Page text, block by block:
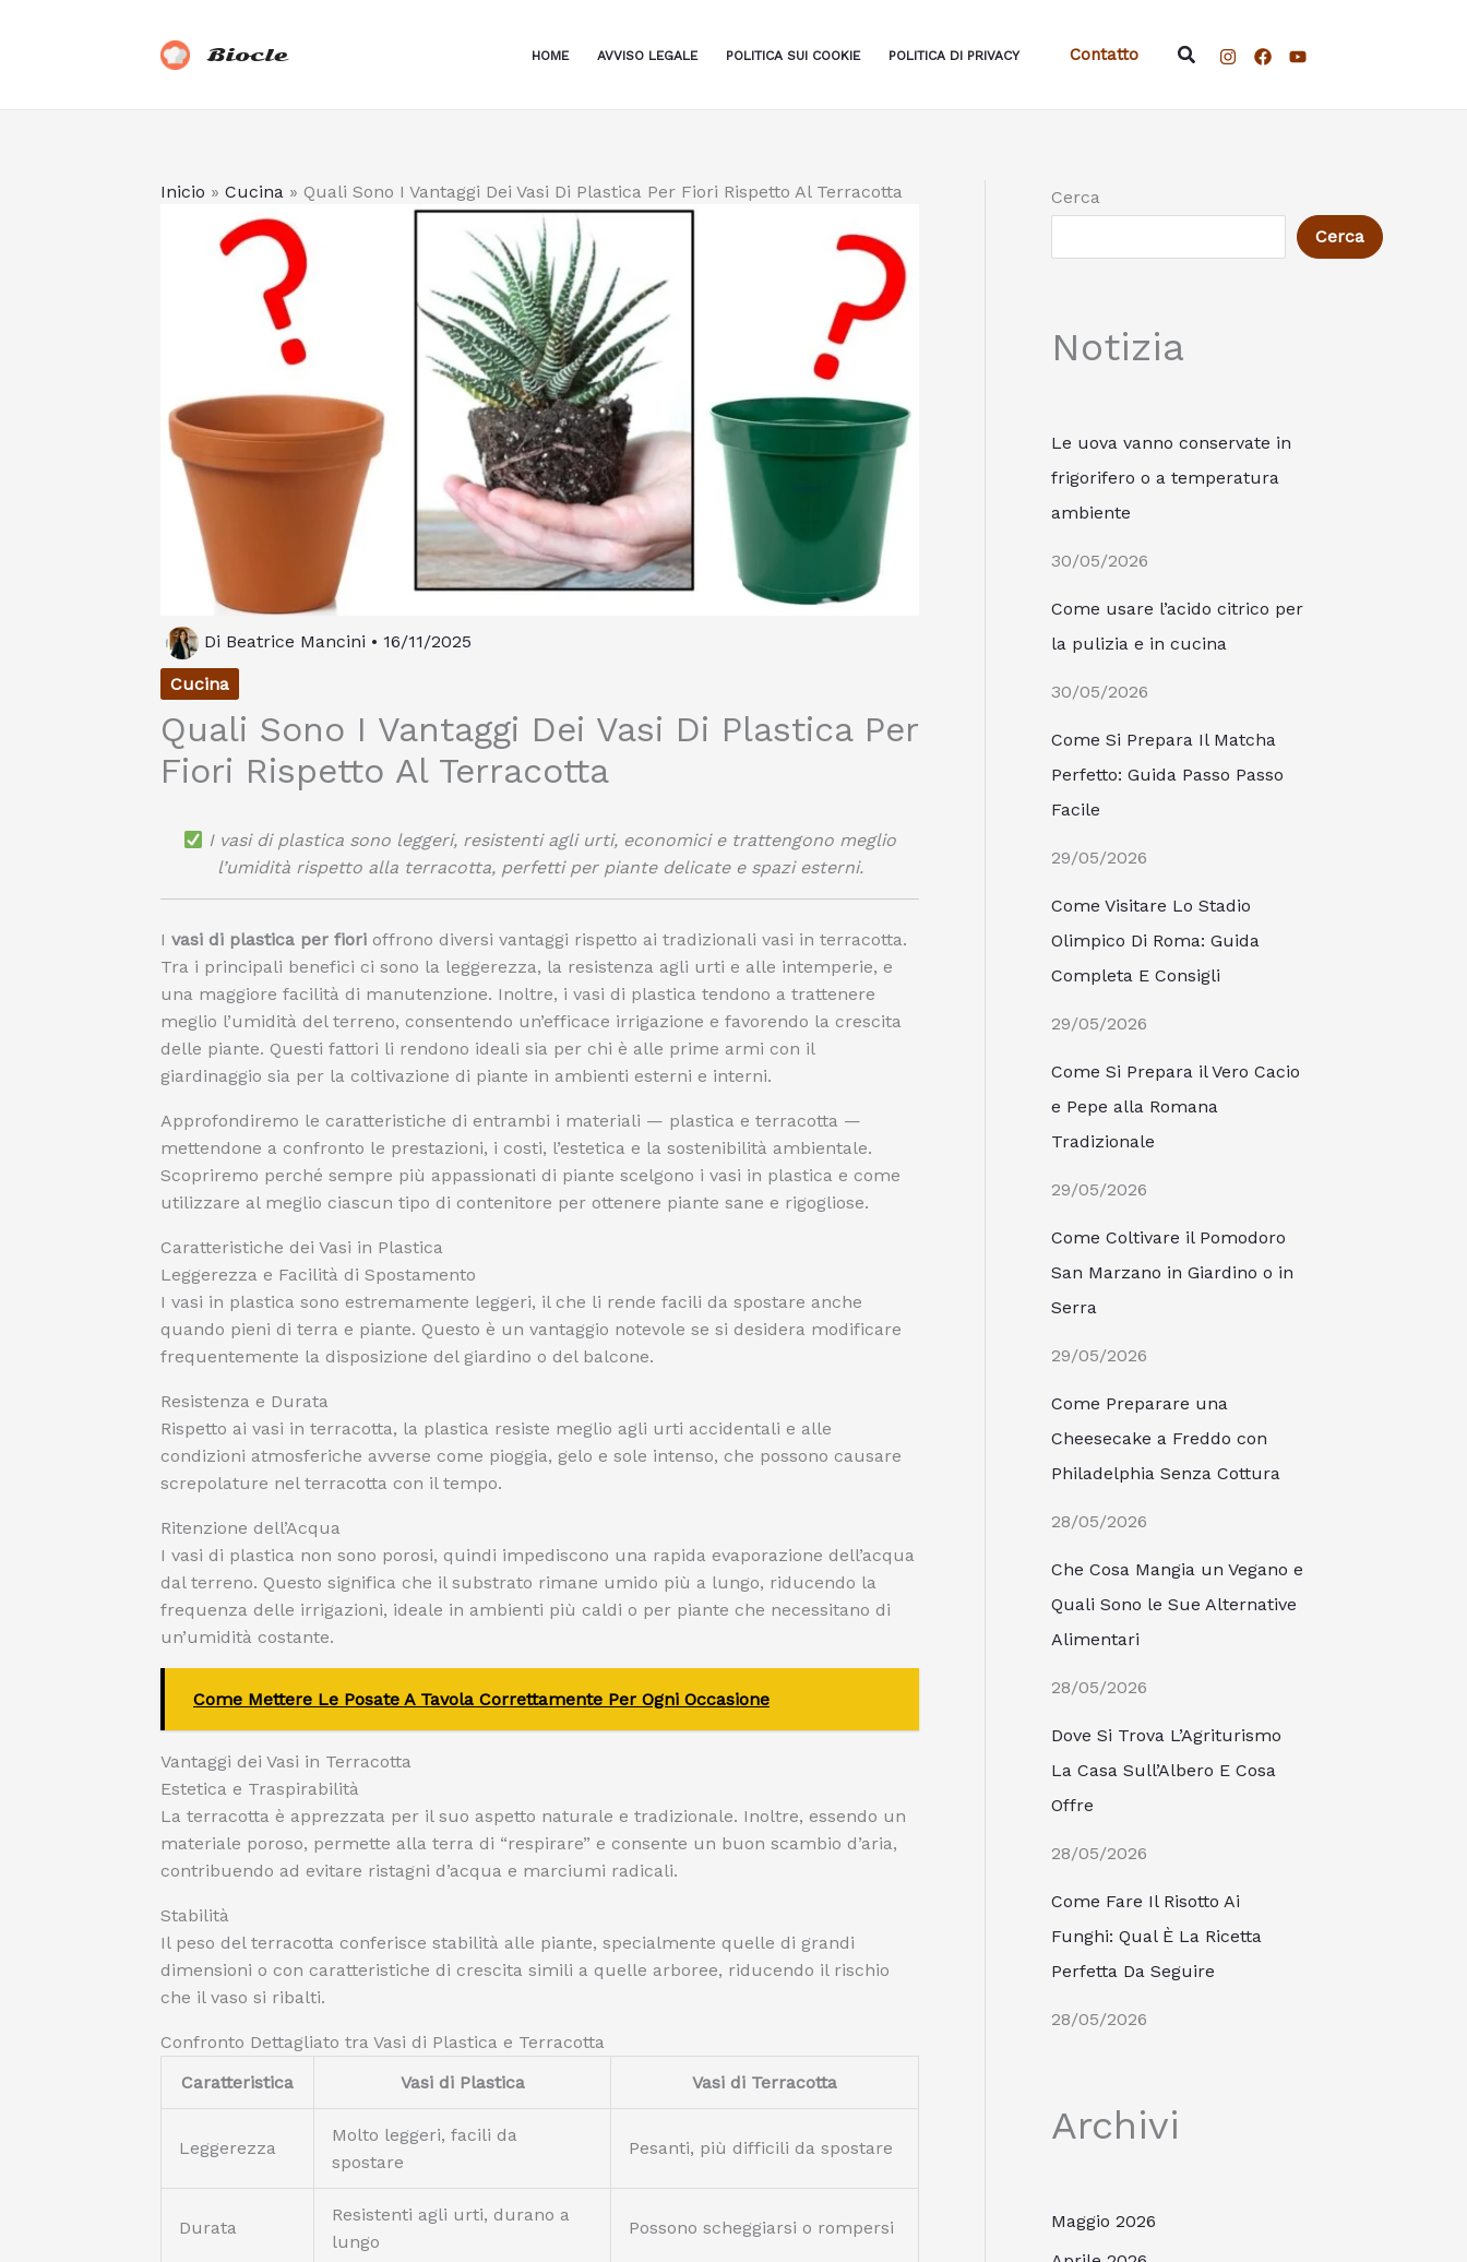
Biocle HOME AVVISO LEGALE POLITICA SUI COOKIE POLITICA DI PRIVACY Contatto Cerca
Inicio » Cucina » Quali Sono I Vantaggi Dei Vasi Di Plastica Per Fiori Rispetto Al Terracotta
Di Beatrice Mancini • 16/11/2025
Cucina
Quali Sono I Vantaggi Dei Vasi Di Plastica Per
Fiori Rispetto Al Terracotta
I vasi di plastica sono leggeri, resistenti agli urti, economici e trattengono meglio
l’umidità rispetto alla terracotta, perfetti per piante delicate e spazi esterni.
I vasi di plastica per fiori offrono diversi vantaggi rispetto ai tradizionali vasi in terracotta.
Tra i principali benefici ci sono la leggerezza, la resistenza agli urti e alle intemperie, e
una maggiore facilità di manutenzione. Inoltre, i vasi di plastica tendono a trattenere
meglio l’umidità del terreno, consentendo un’efficace irrigazione e favorendo la crescita
delle piante. Questi fattori li rendono ideali sia per chi è alle prime armi con il
giardinaggio sia per la coltivazione di piante in ambienti esterni e interni.
Approfondiremo le caratteristiche di entrambi i materiali — plastica e terracotta —
mettendone a confronto le prestazioni, i costi, l’estetica e la sostenibilità ambientale.
Scopriremo perché sempre più appassionati di piante scelgono i vasi in plastica e come
utilizzare al meglio ciascun tipo di contenitore per ottenere piante sane e rigogliose.
Caratteristiche dei Vasi in Plastica
Leggerezza e Facilità di Spostamento
I vasi in plastica sono estremamente leggeri, il che li rende facili da spostare anche
quando pieni di terra e piante. Questo è un vantaggio notevole se si desidera modificare
frequentemente la disposizione del giardino o del balcone.
Resistenza e Durata
Rispetto ai vasi in terracotta, la plastica resiste meglio agli urti accidentali e alle
condizioni atmosferiche avverse come pioggia, gelo e sole intenso, che possono causare
screpolature nel terracotta con il tempo.
Ritenzione dell’Acqua
I vasi di plastica non sono porosi, quindi impediscono una rapida evaporazione dell’acqua
dal terreno. Questo significa che il substrato rimane umido più a lungo, riducendo la
frequenza delle irrigazioni, ideale in ambienti più caldi o per piante che necessitano di
un’umidità costante.
Come Mettere Le Posate A Tavola Correttamente Per Ogni Occasione
Vantaggi dei Vasi in Terracotta
Estetica e Traspirabilità
La terracotta è apprezzata per il suo aspetto naturale e tradizionale. Inoltre, essendo un
materiale poroso, permette alla terra di “respirare” e consente un buon scambio d’aria,
contribuendo ad evitare ristagni d’acqua e marciumi radicali.
Stabilità
Il peso del terracotta conferisce stabilità alle piante, specialmente quelle di grandi
dimensioni o con caratteristiche di crescita simili a quelle arboree, riducendo il rischio
che il vaso si ribalti.
Confronto Dettagliato tra Vasi di Plastica e Terracotta
Caratteristica
Vasi di Plastica Vasi di Terracotta
Leggerezza
Molto leggeri, facili da
spostare
Pesanti, più difficili da spostare
Durata
Resistenti agli urti, durano a
lungo
Possono scheggiarsi o rompersi
Cerca
Cerca
Notizia
Le uova vanno conservate in
frigorifero o a temperatura
ambiente
30/05/2026
Come usare l’acido citrico per
la pulizia e in cucina
30/05/2026
Come Si Prepara Il Matcha
Perfetto: Guida Passo Passo
Facile
29/05/2026
Come Visitare Lo Stadio
Olimpico Di Roma: Guida
Completa E Consigli
29/05/2026
Come Si Prepara il Vero Cacio
e Pepe alla Romana
Tradizionale
29/05/2026
Come Coltivare il Pomodoro
San Marzano in Giardino o in
Serra
29/05/2026
Come Preparare una
Cheesecake a Freddo con
Philadelphia Senza Cottura
28/05/2026
Che Cosa Mangia un Vegano e
Quali Sono le Sue Alternative
Alimentari
28/05/2026
Dove Si Trova L’Agriturismo
La Casa Sull’Albero E Cosa
Offre
28/05/2026
Come Fare Il Risotto Ai
Funghi: Qual È La Ricetta
Perfetta Da Seguire
28/05/2026
Archivi
Maggio 2026